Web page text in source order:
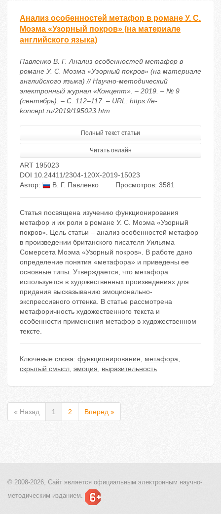
Анализ особенностей метафор в романе У. С.
Моэма «Узорный покров» (на материале
английского языка)
Павленко В. Г. Анализ особенностей метафор в
романе У. С. Моэма «Узорный покров» (на материале
английского языка) // Научно-методический
электронный журнал «Концепт». – 2019. – № 9
(сентябрь). – С. 112–117. – URL: https://e-
koncept.ru/2019/195023.htm
Полный текст статьи
Читать онлайн
ART 195023
DOI 10.24411/2304-120X-2019-15023
Автор:
В. Г. Павленко Просмотров: 3581
Статья посвящена изучению функционирования
метафор и их роли в романе У. С. Моэма «Узорный
покров». Цель статьи – анализ особенностей метафор
в произведении британского писателя Уильяма
Сомерсета Моэма «Узорный покров». В работе дано
определение понятия «метафора» и приведены ее
основные типы. Утверждается, что метафора
используется в художественных произведениях для
придания высказыванию эмоционально-
экспрессивного оттенка. В статье рассмотрена
метафоричность художественного текста и
особенности применения метафор в художественном
тексте.
Ключевые слова: функционирование метафора
скрытый смысл эмоция выразительность
« Назад 1 2 Вперед »
© 2008-2026, Сайт является официальным электронным научно-
методическим изданием.